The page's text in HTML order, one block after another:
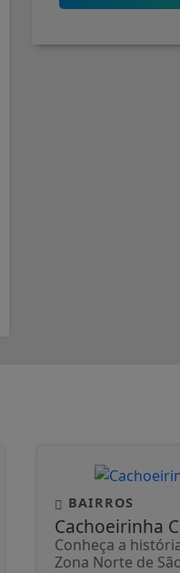
BAIRROS
Cachoeirinha
Conheça a
Zona Norte de